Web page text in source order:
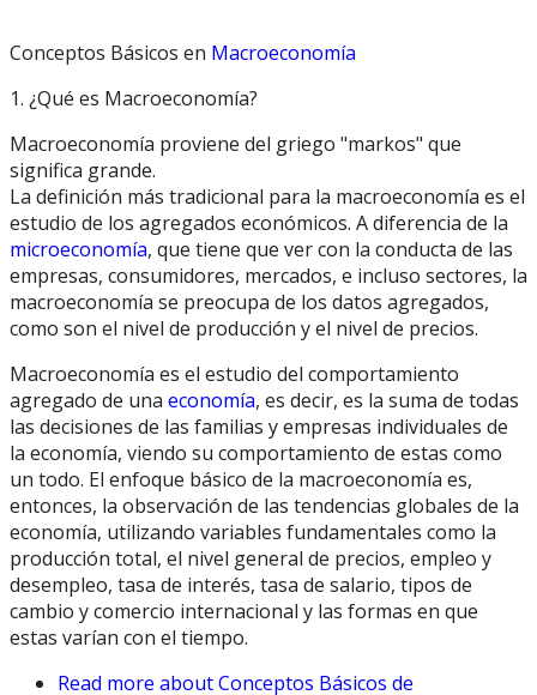
Conceptos Básicos en Macroeconomía
1. ¿Qué es Macroeconomía?
Macroeconomía proviene del griego "markos" que
significa grande.
La definición más tradicional para la macroeconomía es el
estudio de los agregados económicos. A diferencia de la
microeconomía, que tiene que ver con la conducta de las
empresas, consumidores, mercados, e incluso sectores, la
macroeconomía se preocupa de los datos agregados,
como son el nivel de producción y el nivel de precios.
Macroeconomía es el estudio del comportamiento
agregado de una economía, es decir, es la suma de todas
las decisiones de las familias y empresas individuales de
la economía, viendo su comportamiento de estas como
un todo. El enfoque básico de la macroeconomía es,
entonces, la observación de las tendencias globales de la
economía, utilizando variables fundamentales como la
producción total, el nivel general de precios, empleo y
desempleo, tasa de interés, tasa de salario, tipos de
cambio y comercio internacional y las formas en que
estas varían con el tiempo.
Read more about Conceptos Básicos de